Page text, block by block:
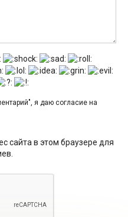
я даю согласие на
сайта в этом браузере для